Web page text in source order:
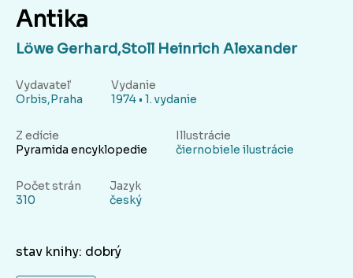
Antika
Löwe Gerhard,Stoll Heinrich Alexander
Vydavateľ
Orbis,Praha
Vydanie
1974 • 1. vydanie
Z edície
Pyramida encyklopedie
Illustrácie
čiernobiele ilustrácie
Počet strán
310
Jazyk
český
stav knihy: dobrý